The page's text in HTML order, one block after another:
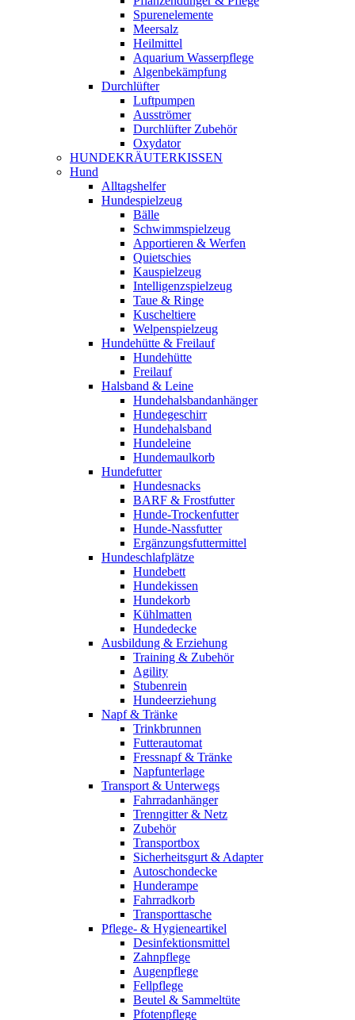
Spurenelemente
Meersalz
Heilmittel
Aquarium Wasserpflege
Algenbekämpfung
Durchlüfter
Luftpumpen
Ausströmer
Durchlüfter Zubehör
Oxydator
HUNDEKRÄUTERKISSEN
Hund
Alltagshelfer
Hundespielzeug
Bälle
Schwimmspielzeug
Apportieren & Werfen
Quietschies
Kauspielzeug
Intelligenzspielzeug
Taue & Ringe
Kuscheltiere
Welpenspielzeug
Hundehütte & Freilauf
Hundehütte
Freilauf
Halsband & Leine
Hundehalsbandanhänger
Hundegeschirr
Hundehalsband
Hundeleine
Hundemaulkorb
Hundefutter
Hundesnacks
BARF & Frostfutter
Hunde-Trockenfutter
Hunde-Nassfutter
Ergänzungsfuttermittel
Hundeschlafplätze
Hundebett
Hundekissen
Hundekorb
Kühlmatten
Hundedecke
Ausbildung & Erziehung
Training & Zubehör
Agility
Stubenrein
Hundeerziehung
Napf & Tränke
Trinkbrunnen
Futterautomat
Fressnapf & Tränke
Napfunterlage
Transport & Unterwegs
Fahrradanhänger
Trenngitter & Netz
Zubehör
Transportbox
Sicherheitsgurt & Adapter
Autoschondecke
Hunderampe
Fahrradkorb
Transporttasche
Pflege- & Hygieneartikel
Desinfektionsmittel
Zahnpflege
Augenpflege
Fellpflege
Beutel & Sammeltüte
Pfotenpflege